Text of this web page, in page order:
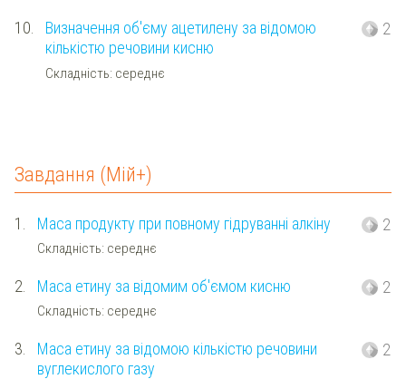
10.
Визначення об'єму ацетилену за відомою
кількістю речовини кисню
Складність: середнє
2
Завдання (Мій+)
1. Маса продукту при повному гідруванні алкіну
Складність: середнє
2
2. Маса етину за відомим об'ємом кисню
Складність: середнє
2
3.
Маса етину за відомою кількістю речовини
вуглекислого газу
2